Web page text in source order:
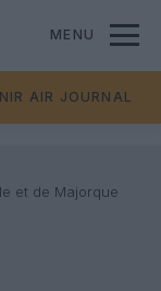
MENU
AIR JOURNAL
et de Majorque